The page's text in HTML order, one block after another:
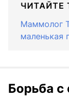
ЧИТАЙТЕ
Маммолог
маленькая
Борьба